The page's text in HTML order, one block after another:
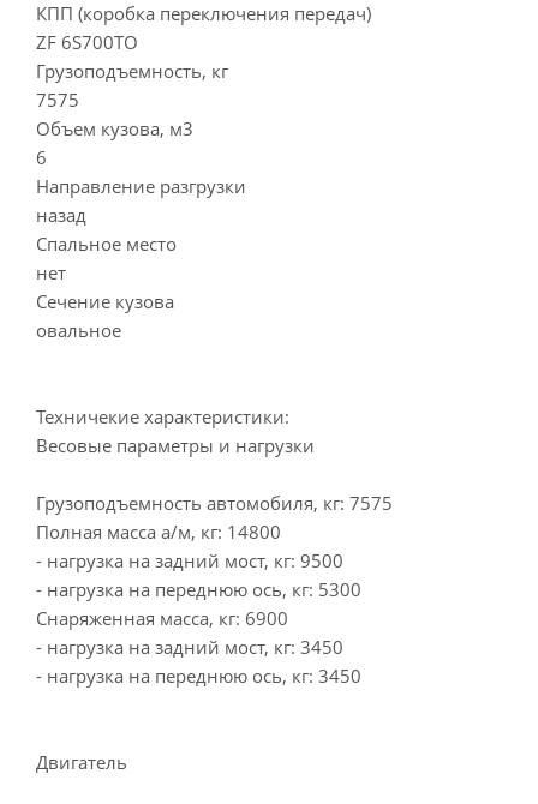
КПП (коробка переключения передач)
ZF 6S700TO
Грузоподъемность, кг
7575
Объем кузова, м3
6
Направление разгрузки
назад
Спальное место
нет
Сечение кузова
овальное
Техничекие характеристики:
Весовые параметры и нагрузки
Грузоподъемность автомобиля, кг: 7575
Полная масса а/м, кг: 14800
- нагрузка на задний мост, кг: 9500
- нагрузка на переднюю ось, кг: 5300
Снаряженная масса, кг: 6900
- нагрузка на задний мост, кг: 3450
- нагрузка на переднюю ось, кг: 3450
Двигатель